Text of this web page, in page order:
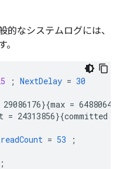
的なシステムログには、
; NextDelay = 30
29086176}{max = 64880640
= 24313856}{committed
= 53
;
;